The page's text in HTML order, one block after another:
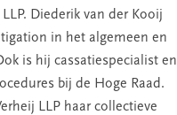
Diederik van der Kooij
in het algemeen en
is hij cassatiespecialist en
bij de Hoge Raad.
LLP haar collectieve